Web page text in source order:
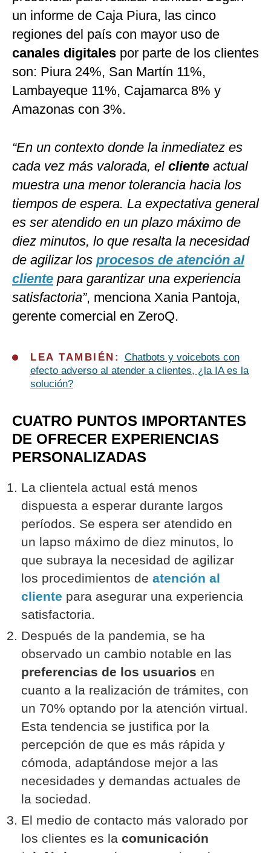
un informe de Caja Piura, las cinco
regiones del país con mayor uso de
canales digitales por parte de los clientes
son: Piura 24%, San Martín 11%,
Lambayeque 11%, Cajamarca 8% y
Amazonas con 3%.
“En un contexto donde la inmediatez es
cada vez más valorada, el cliente actual
muestra una menor tolerancia hacia los
tiempos de espera. La expectativa general
es ser atendido en un plazo máximo de
diez minutos, lo que resalta la necesidad
de agilizar los procesos de atención al
cliente para garantizar una experiencia
satisfactoria”, menciona Xania Pantoja,
gerente comercial en ZeroQ.
LEA TAMBIÉN: Chatbots y voicebots con
efecto adverso al atender a clientes, ¿la IA es la
solución?
CUATRO PUNTOS IMPORTANTES
DE OFRECER EXPERIENCIAS
PERSONALIZADAS
La clientela actual está menos
dispuesta a esperar durante largos
períodos. Se espera ser atendido en
un lapso máximo de diez minutos, lo
que subraya la necesidad de agilizar
los procedimientos de atención al
cliente para asegurar una experiencia
satisfactoria.
Después de la pandemia, se ha
observado un cambio notable en las
preferencias de los usuarios en
cuanto a la realización de trámites, con
un 70% optando por la atención virtual.
Esta tendencia se justifica por la
percepción de que es más rápida y
cómoda, adaptándose mejor a las
necesidades y demandas actuales de
la sociedad.
El medio de contacto más valorado por
los clientes es la comunicación